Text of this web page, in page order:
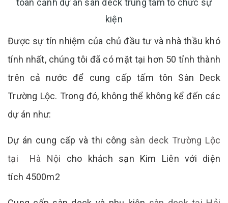
kiện
Được sự tín nhiệm của chủ đầu tư và nhà thầu khó
tính nhất, chúng tôi đã có mặt tại hơn 50 tỉnh thành
trên cả nước để cung cấp tấm tôn Sàn Deck
Trường Lộc. Trong đó, không thể không kể đến các
dự án như:
Dự án cung cấp và thi công sàn deck Trường Lộc
tại Hà Nội cho khách sạn Kim Liên với diện
tích 4500m2